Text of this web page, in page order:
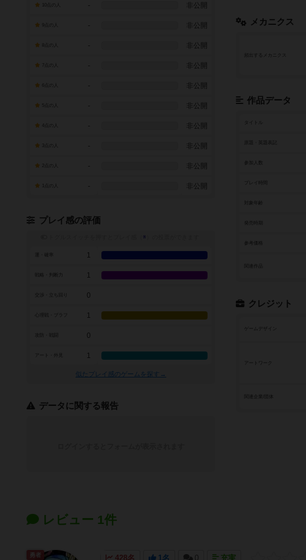
メカニクス
頻出するメカニクス
作品データ
タイトル
参加人数
関連作品
クレジット
アートワーク
- 非公開
- 非公開
- 非公開
7点の人 - 非公開
- 非公開
- 非公開
- 非公開
- 非公開
- 非公開
- 非公開
プレイ感の評価
※
1
1
0
1
0
アート・外見 1
似たプレイ感のゲームを探す→
データに関する報告
レビュー 1件
428名 1名 0 充実
勇者